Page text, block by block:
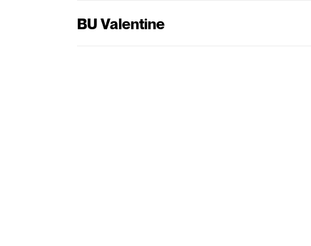
BU Valentine